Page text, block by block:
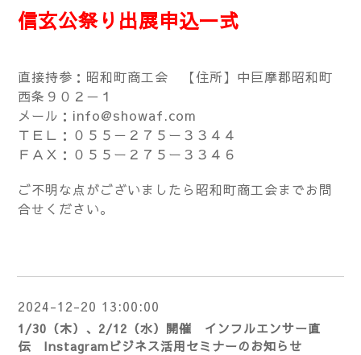
信玄公祭り出展申込一式
直接持参：昭和町商工会 【住所】中巨摩郡昭和町
西条９０２－１
メール： info@showaf.com
ＴＥＬ：０５５－２７５ー３３４４
ＦＡＸ：０５５ー ２７５ー３３４６
ご不明な点がございましたら昭和町商工会までお問
合せください。
2024-12-20 13:00:00
1/30（木）、2/12（水）開催 インフルエンサー直
伝 Instagramビジネス活用セミナーのお知らせ